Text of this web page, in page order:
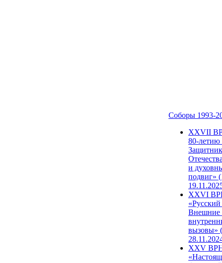
Соборы 1993-
ХХVII
80-
и
подвиг»
XXVI
Внешние
вызовы»
XXV